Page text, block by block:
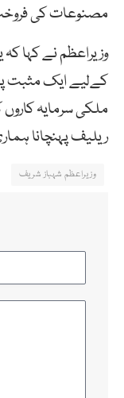
مصنوعات کی
وزیراعظم نے کہا
کےلیے ایک مثبت
ملکی سرمایہ
ریلیف پہنچانا
وزیراعظم شہباز شریف